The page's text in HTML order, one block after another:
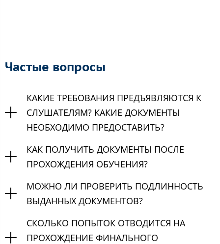
Частые вопросы
КАКИЕ ТРЕБОВАНИЯ ПРЕДЪЯВЛЯЮТСЯ К
СЛУШАТЕЛЯМ? КАКИЕ ДОКУМЕНТЫ
НЕОБХОДИМО ПРЕДОСТАВИТЬ?
КАК ПОЛУЧИТЬ ДОКУМЕНТЫ ПОСЛЕ
ПРОХОЖДЕНИЯ ОБУЧЕНИЯ?
МОЖНО ЛИ ПРОВЕРИТЬ ПОДЛИННОСТЬ
ВЫДАННЫХ ДОКУМЕНТОВ?
СКОЛЬКО ПОПЫТОК ОТВОДИТСЯ НА
ПРОХОЖДЕНИЕ ФИНАЛЬНОГО